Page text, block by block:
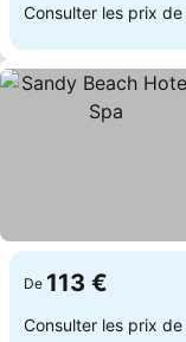
Consulter les prix de
De 113 €
Consulter les prix de